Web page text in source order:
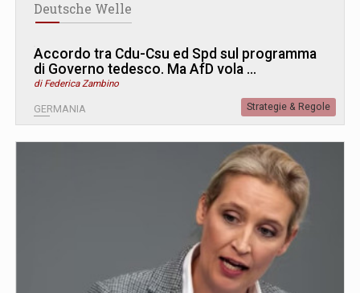
Deutsche Welle
Accordo tra Cdu-Csu ed Spd sul programma
di Governo tedesco. Ma AfD vola …
di Federica Zambino
GERMANIA Strategie & Regole